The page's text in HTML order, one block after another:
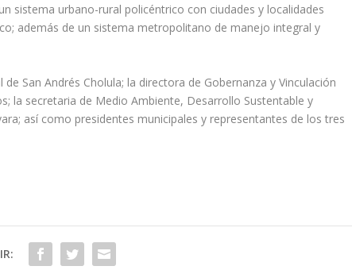
sistema urbano-rural policéntrico con ciudades y localidades
además de un sistema metropolitano de manejo integral y
San Andrés Cholula; la directora de Gobernanza y Vinculación
la secretaria de Medio Ambiente, Desarrollo Sustentable y
así como presidentes municipales y representantes de los tres